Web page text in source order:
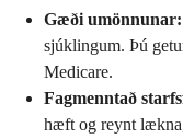
Gæði umönnunar:
sjúklingum. Þú
Medicare.
Fagmenntað
hæft og reynt